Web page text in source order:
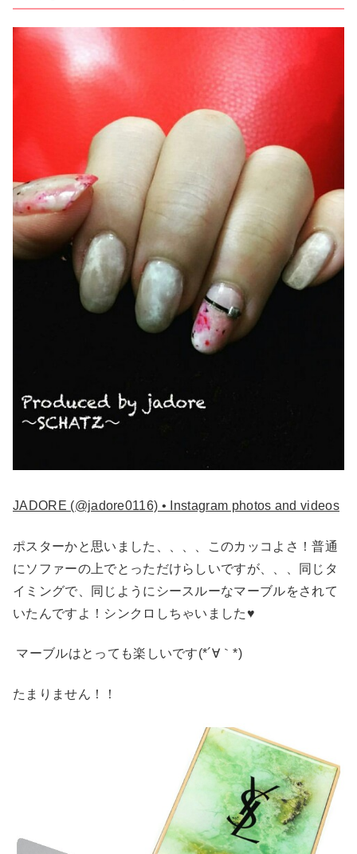
JADORE (@jadore0116) • Instagram photos and videos
ポスターかと思いました、、、、このカッコよさ！普通
にソファーの上でとっただけらしいですが、、、同じタ
イミングで、同じようにシースルーなマーブルをされて
いたんですよ！シンクロしちゃいました♥
マーブルはとっても楽しいです(*´∀｀*)
たまりません！！